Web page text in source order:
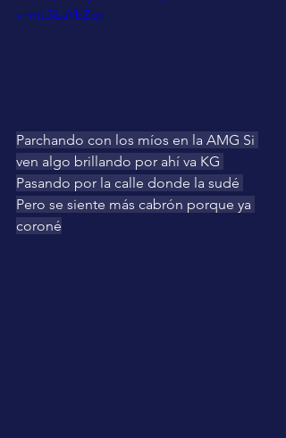
v=mL3iLaYbZqk
Parchando con los míos en la AMG Si
ven algo brillando por ahí va KG
Pasando por la calle donde la sudé
Pero se siente más cabrón porque ya
coroné